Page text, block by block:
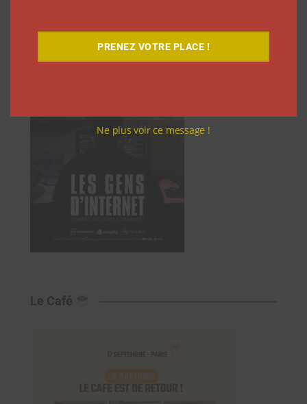
Le Café
PRENEZ VOTRE PLACE !
Ne plus voir ce message !